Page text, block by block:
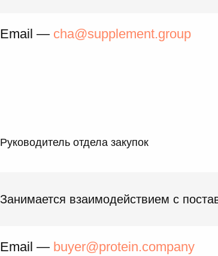
Email — cha@supplement.group
Руководитель отдела закупок
Занимается взаимодействием с
Email — buyer@protein.company